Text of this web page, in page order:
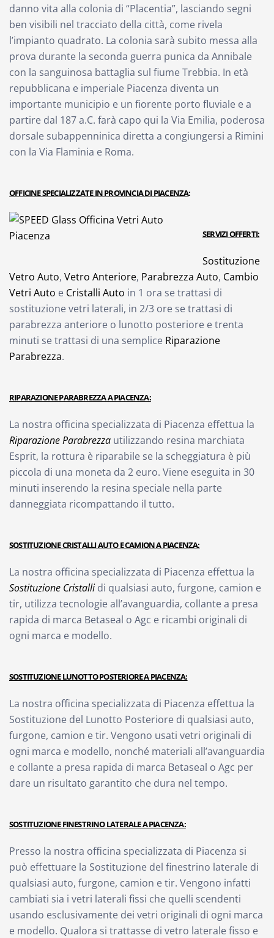
danno vita alla colonia di “Placentia”, lasciando segni
ben visibili nel tracciato della città, come rivela
l’impianto quadrato. La colonia sarà subito messa alla
prova durante la seconda guerra punica da Annibale
con la sanguinosa battaglia sul fiume Trebbia. In età
repubblicana e imperiale Piacenza diventa un
importante municipio e un fiorente porto fluviale e a
partire dal 187 a.C. farà capo qui la Via Emilia, poderosa
dorsale subappenninica diretta a congiungersi a Rimini
con la Via Flaminia e Roma.
OFFICINE SPECIALIZZATE IN PROVINCIA DI PIACENZA:
SERVIZI OFFERTI:
Sostituzione
Vetro Auto, Vetro Anteriore, Parabrezza Auto, Cambio
Vetri Auto e Cristalli Auto in 1 ora se trattasi di
sostituzione vetri laterali, in 2/3 ore se trattasi di
parabrezza anteriore o lunotto posteriore e trenta
minuti se trattasi di una semplice Riparazione
Parabrezza.
RIPARAZIONE PARABREZZA A PIACENZA:
La nostra officina specializzata di Piacenza effettua la
RiparazioneParabrezza utilizzando resina marchiata
Esprit, la rottura è riparabile se la scheggiatura è più
piccola di una moneta da 2 euro. Viene eseguita in 30
minuti inserendo la resina speciale nella parte
danneggiata ricompattando il tutto.
SOSTITUZIONE CRISTALLI AUTO E CAMION A PIACENZA:
La nostra officina specializzata di Piacenza effettua la
Sostituzione Cristallidi qualsiasi auto, furgone, camion e
tir, utilizza tecnologie all’avanguardia, collante a presa
rapida di marca Betaseal o Agc e ricambi originali di
ogni marca e modello.
SOSTITUZIONE LUNOTTO POSTERIORE A PIACENZA:
La nostra officina specializzata di Piacenza effettua la
Sostituzione del Lunotto Posteriore di qualsiasi auto,
furgone, camion e tir. Vengono usati vetri originali di
ogni marca e modello, nonché materiali all’avanguardia
e collante a presa rapida di marca Betaseal o Agc per
dare un risultato garantito che dura nel tempo.
SOSTITUZIONE FINESTRINO LATERALE A PIACENZA:
Presso la nostra officina specializzata di Piacenza si
può effettuare la Sostituzione del finestrino laterale di
qualsiasi auto, furgone, camion e tir. Vengono infatti
cambiati sia i vetri laterali fissi che quelli scendenti
usando esclusivamente dei vetri originali di ogni marca
e modello. Qualora si trattasse di vetro laterale fisso e